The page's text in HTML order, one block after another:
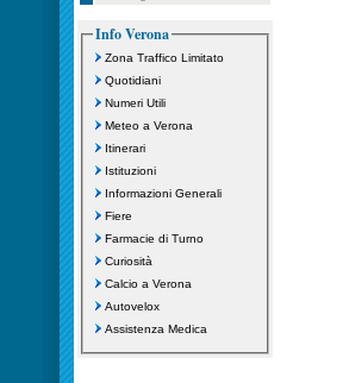
Info Verona
Zona Traffico Limitato
Quotidiani
Numeri Utili
Meteo a Verona
Itinerari
Istituzioni
Informazioni Generali
Fiere
Farmacie di Turno
Curiosità
Calcio a Verona
Autovelox
Assistenza Medica